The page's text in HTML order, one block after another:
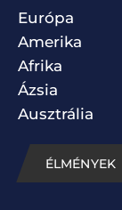
Európa
Amerika
Afrika
Ázsia
Ausztrália
ÉLMÉNYEK